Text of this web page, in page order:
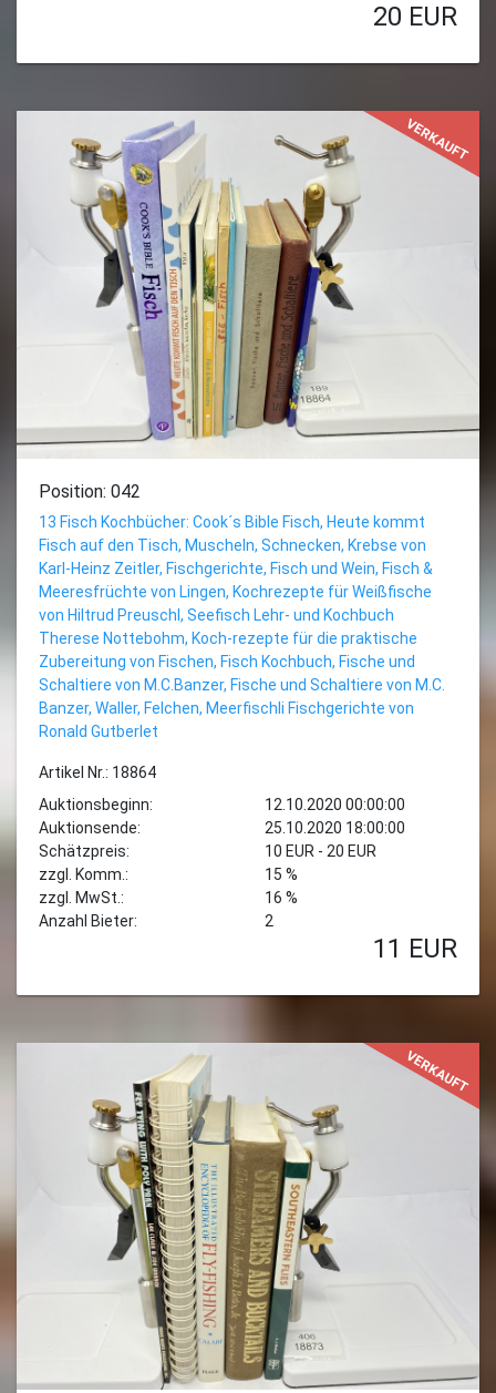
20 EUR
VERKAUFT
Position: 042
13 Fisch Kochbücher: Cook´s Bible Fisch, Heute kommt
Fisch auf den Tisch, Muscheln, Schnecken, Krebse von
Karl-Heinz Zeitler, Fischgerichte, Fisch und Wein, Fisch &
Meeresfrüchte von Lingen, Kochrezepte für Weißfische
von Hiltrud Preuschl, Seefisch Lehr- und Kochbuch
Therese Nottebohm, Koch-rezepte für die praktische
Zubereitung von Fischen, Fisch Kochbuch, Fische und
Schaltiere von M.C.Banzer, Fische und Schaltiere von M.C.
Banzer, Waller, Felchen, Meerfischli Fischgerichte von
Ronald Gutberlet
Artikel Nr.: 18864
Auktionsbeginn:
12.10.2020 00:00:00
Auktionsende:
25.10.2020 18:00:00
Schätzpreis:
10 EUR - 20 EUR
zzgl. Komm.:
15 %
zzgl. MwSt.:
16 %
Anzahl Bieter:
2
11 EUR
VERKAUFT